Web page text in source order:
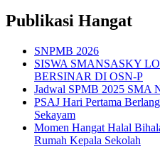
Publikasi Hangat
SNPMB 2026
SISWA SMANSASKY
BERSINAR DI OSN-P
Jadwal SPMB 2025 SMA
PSAJ Hari Pertama
Sekayam
Momen Hangat Halal
Rumah Kepala Sekolah